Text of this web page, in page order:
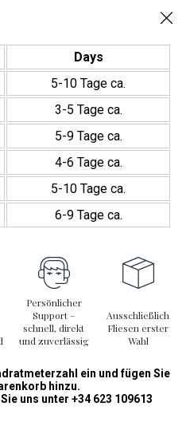
Days
5-10 Tage ca.
3-5 Tage ca.
5-9 Tage ca.
4-6 Tage ca.
5-10 Tage ca.
6-9 Tage ca.
Persönlicher
Support –
schnell, direkt
und zuverlässig
Ausschließlich
Fliesen erster
Wahl
ein und fügen Sie
hinzu.
uns unter +34 623 109613